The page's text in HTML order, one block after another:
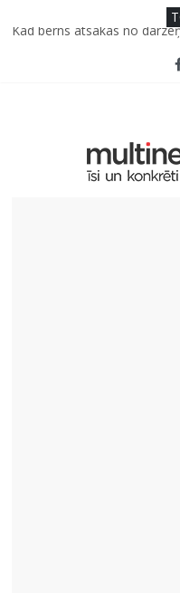
Kad bērns atsakās no
SPF rokasgrāmata ikdienai
Iniciatīvā “Daru labu dabai”
Septiņas profesijas, kas
Kāpēc padomju militāro